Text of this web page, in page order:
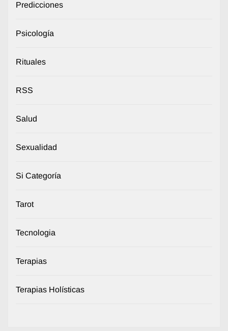
Predicciones
Psicología
Rituales
RSS
Salud
Sexualidad
Si Categoría
Tarot
Tecnologia
Terapias
Terapias Holísticas